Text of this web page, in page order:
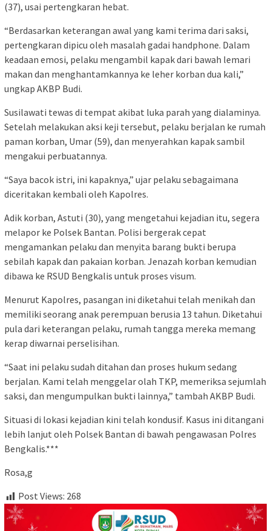
(37), usai pertengkaran hebat.
“Berdasarkan keterangan awal yang kami terima dari saksi,
pertengkaran dipicu oleh masalah gadai handphone. Dalam
keadaan emosi, pelaku mengambil kapak dari bawah lemari
makan dan menghantamkannya ke leher korban dua kali,”
ungkap AKBP Budi.
Susilawati tewas di tempat akibat luka parah yang dialaminya.
Setelah melakukan aksi keji tersebut, pelaku berjalan ke rumah
paman korban, Umar (59), dan menyerahkan kapak sambil
mengakui perbuatannya.
“Saya bacok istri, ini kapaknya,” ujar pelaku sebagaimana
diceritakan kembali oleh Kapolres.
Adik korban, Astuti (30), yang mengetahui kejadian itu, segera
melapor ke Polsek Bantan. Polisi bergerak cepat
mengamankan pelaku dan menyita barang bukti berupa
sebilah kapak dan pakaian korban. Jenazah korban kemudian
dibawa ke RSUD Bengkalis untuk proses visum.
Menurut Kapolres, pasangan ini diketahui telah menikah dan
memiliki seorang anak perempuan berusia 13 tahun. Diketahui
pula dari keterangan pelaku, rumah tangga mereka memang
kerap diwarnai perselisihan.
“Saat ini pelaku sudah ditahan dan proses hukum sedang
berjalan. Kami telah menggelar olah TKP, memeriksa sejumlah
saksi, dan mengumpulkan bukti lainnya,” tambah AKBP Budi.
Situasi di lokasi kejadian kini telah kondusif. Kasus ini ditangani
lebih lanjut oleh Polsek Bantan di bawah pengawasan Polres
Bengkalis.***
Rosa,g
Post Views: 268